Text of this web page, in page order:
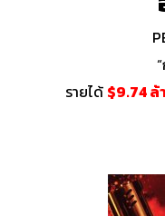
รายได้ $9.74 ล้